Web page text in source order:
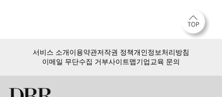
서비스 소개이용약관저작권 정책개인정보처리방침
이메일 무단수집 거부사이트맵기업교육 문의